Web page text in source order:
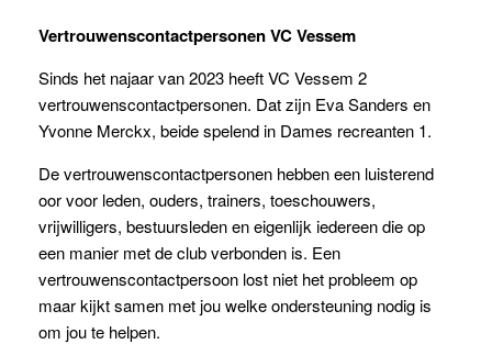
Vertrouwenscontactpersonen VC Vessem
Sinds het najaar van 2023 heeft VC Vessem 2
vertrouwenscontactpersonen. Dat zijn Eva Sanders en
Yvonne Merckx, beide spelend in Dames recreanten 1.
De vertrouwenscontactpersonen hebben een luisterend
oor voor leden, ouders, trainers, toeschouwers,
vrijwilligers, bestuursleden en eigenlijk iedereen die op
een manier met de club verbonden is. Een
vertrouwenscontactpersoon lost niet het probleem op
maar kijkt samen met jou welke ondersteuning nodig is
om jou te helpen.